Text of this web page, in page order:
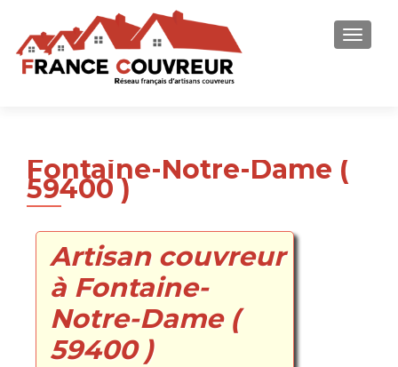
Fontaine-Notre-Dame (
59400 )
Artisan couvreur
à Fontaine-
Notre-Dame (
59400 )